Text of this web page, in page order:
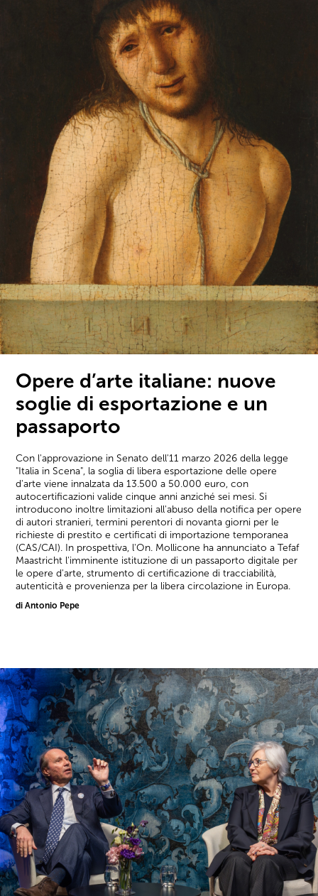
Opere d’arte italiane: nuove
soglie di esportazione e un
passaporto
Con l'approvazione in Senato dell'11 marzo 2026 della legge
"Italia in Scena", la soglia di libera esportazione delle opere
d'arte viene innalzata da 13.500 a 50.000 euro, con
autocertificazioni valide cinque anni anziché sei mesi. Si
introducono inoltre limitazioni all'abuso della notifica per opere
di autori stranieri, termini perentori di novanta giorni per le
richieste di prestito e certificati di importazione temporanea
(CAS/CAI). In prospettiva, l'On. Mollicone ha annunciato a Tefaf
Maastricht l'imminente istituzione di un passaporto digitale per
le opere d'arte, strumento di certificazione di tracciabilità,
autenticità e provenienza per la libera circolazione in Europa.
di Antonio Pepe